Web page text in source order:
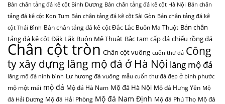
Bán chân tảng đá kê cột Bình Dương Bán chân tảng đá kê cột Hà Nội Bán chân
tảng đá kê cột Kon Tum Bán chân tảng đá kê cột Sài Gòn Bán chân tảng đá kê
cột Thái Bình Bán chân tảng đá kê cột Đắc Lắc Buôn Ma Thuột Bán chân
tảng đá kê cột Đắk Lắk Buôn Mê Thuật Bậc tam cấp đá chiếu rồng đá
Chân cột tròn Chân cột vuông cuốn thư đá Công
ty xây dựng lăng mộ đá ở Hà Nội lăng mộ đá
lăng mộ đá ninh bình Lư hương đá vuông mẫu cuốn thư đá đẹp ở bình phước
mộ một mái mộ đá Mộ đá Hà Nam Mộ đá Hà Nội Mộ đá Hưng Yên Mộ
đá Hải Dương Mộ đá Hải Phòng Mộ đá Nam Định Mộ đá Phú Thọ Mộ đá